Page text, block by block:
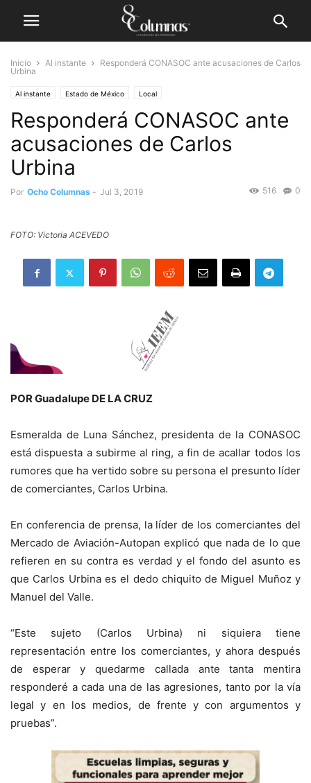
Inicio Al instante
Responderá CONASOC ante acusaciones de Carlos
Urbina
Al instante Estado de México Local
Responderá CONASOC ante
acusaciones de Carlos
Urbina
Por Ocho Columnas - Jul 3, 2019 0
516
FOTO: Victoria ACEVEDO
POR Guadalupe DE LA CRUZ
Esmeralda de Luna Sánchez, presidenta de la CONASOC
está dispuesta a subirme al ring, a fin de acallar todos los
rumores que ha vertido sobre su persona el presunto líder
de comerciantes, Carlos Urbina.
En conferencia de prensa, la líder de los comerciantes del
Mercado de Aviación-Autopan explicó que nada de lo que
refieren en su contra es verdad y el fondo del asunto es
que Carlos Urbina es el dedo chiquito de Miguel Muñoz y
Manuel del Valle.
“Este sujeto (Carlos Urbina) ni siquiera tiene
representación entre los comerciantes, y ahora después
de esperar y quedarme callada ante tanta mentira
responderé a cada una de las agresiones, tanto por la vía
legal y en los medios, de frente y con argumentos y
pruebas”.